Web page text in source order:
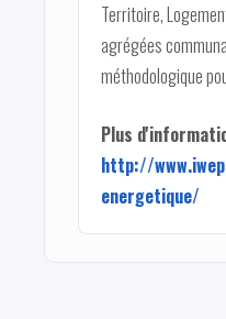
Territoire,
agrégées
méthodologique
Plus
http://
energetique/